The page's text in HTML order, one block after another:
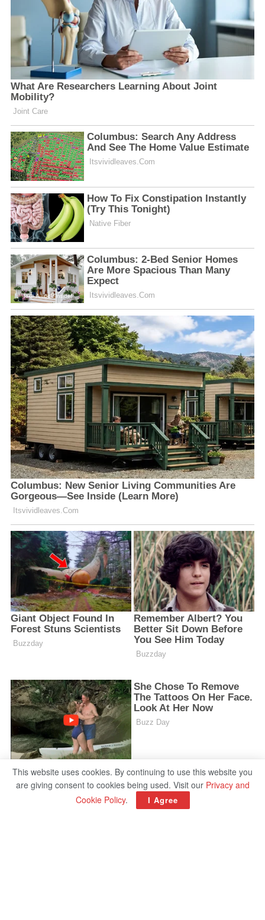
This website uses cookies. By continuing to use this website you
are giving consent to cookies being used. Visit our Privacy and
Cookie Policy. I Agree